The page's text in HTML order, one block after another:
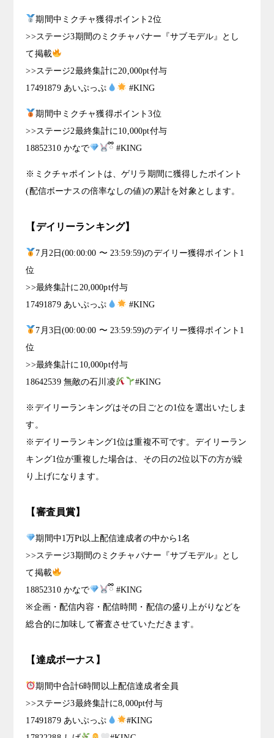
期間中ミクチャ獲得ポイント2位
>>ステージ3期間のミクチャバナー『サブモデル』とし
て掲載
>>ステージ2最終集計に20,000pt付与
17491879 あいぷっぷ
#KING
期間中ミクチャ獲得ポイント3位
>>ステージ2最終集計に10,000pt付与
18852310 かなで
ྀི #KING
※ミクチャポイントは、ゲリラ期間に獲得したポイント
(配信ボーナスの倍率なしの値)の累計を対象とします。
【デイリーランキング】
7月2日(00:00:00 〜 23:59:59)のデイリー獲得ポイント1
位
>>最終集計に20,000pt付与
17491879 あいぷっぷ
#KING
7月3日(00:00:00 〜 23:59:59)のデイリー獲得ポイント1
位
>>最終集計に10,000pt付与
18642539 無敵の石川凌
#KING
※デイリーランキングはその日ごとの1位を選出いたしま
す。
※デイリーランキング1位は重複不可です。デイリーラン
キング1位が重複した場合は、その日の2位以下の方が繰
り上げになります。
【審査員賞】
期間中1万Pt以上配信達成者の中から1名
>>ステージ3期間のミクチャバナー『サブモデル』とし
て掲載
18852310 かなで
ྀི #KING
※企画・配信内容・配信時間・配信の盛り上がりなどを
総合的に加味して審査させていただきます。
【達成ボーナス】
期間中合計6時間以上配信達成者全員
>>ステージ3最終集計に8,000pt付与
17491879 あいぷっぷ
#KING